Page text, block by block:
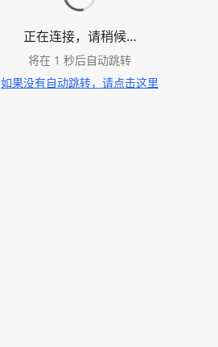
正在连接，请稍候…
将在 1 秒后自动跳转
如果没有自动跳转，请点击这里